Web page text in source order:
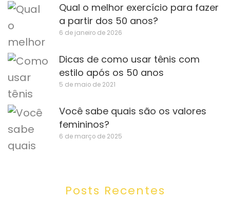
Qual o melhor exercício para fazer
a partir dos 50 anos?
6 de janeiro de 2026
Dicas de como usar tênis com
estilo após os 50 anos
5 de maio de 2021
Você sabe quais são os valores
femininos?
6 de março de 2025
Posts Recentes